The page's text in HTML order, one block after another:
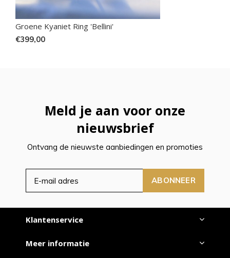
Groene Kyaniet Ring 'Bellini'
€399,00
Meld je aan voor onze
nieuwsbrief
Ontvang de nieuwste aanbiedingen en promoties
ABONNEER
Klantenservice
Meer informatie